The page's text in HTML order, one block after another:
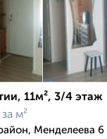
11м², 3/4 этаж
за м²
Менделеева 6